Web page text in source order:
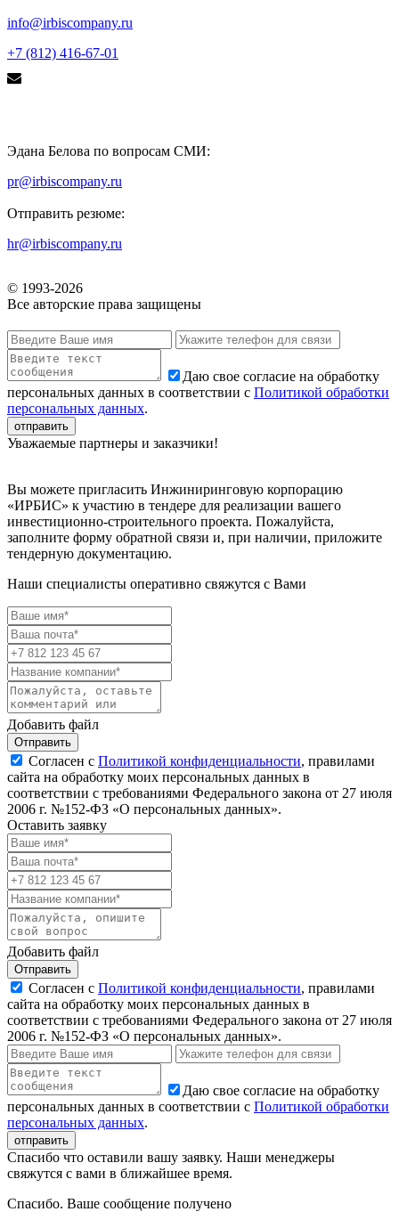
info@irbiscompany.ru
+7 (812) 416-67-01
Эдана Белова по вопросам СМИ:
pr@irbiscompany.ru
Отправить резюме:
hr@irbiscompany.ru
© 1993-2026
Все авторские права защищены
Даю свое согласие на обработку
персональных данных в соответствии с Политикой обработки
персональных данных.
Уважаемые партнеры и заказчики!
Вы можете пригласить Инжиниринговую корпорацию
«ИРБИС» к участию в тендере для реализации вашего
инвестиционно-строительного проекта. Пожалуйста,
заполните форму обратной связи и, при наличии, приложите
тендерную документацию.
Наши специалисты оперативно свяжутся с Вами
Добавить файл
Отправить
Согласен с Политикой конфиденциальности, правилами
сайта на обработку моих персональных данных в
соответствии с требованиями Федерального закона от 27 июля
2006 г. №152-ФЗ «О персональных данных».
Оставить заявку
Добавить файл
Отправить
Согласен с Политикой конфиденциальности, правилами
сайта на обработку моих персональных данных в
соответствии с требованиями Федерального закона от 27 июля
2006 г. №152-ФЗ «О персональных данных».
Даю свое согласие на обработку
персональных данных в соответствии с Политикой обработки
персональных данных.
Спасибо что оставили вашу заявку. Наши менеджеры
свяжутся с вами в ближайшее время.
Спасибо. Ваше сообщение получено